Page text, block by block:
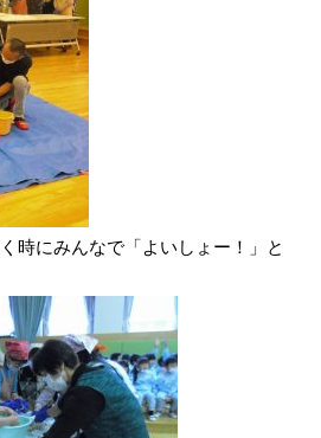
時にみんなで「よいしょー！」と